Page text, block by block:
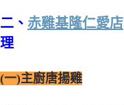
二、 赤雞基隆仁愛店
理
(一)主廚唐揚雞